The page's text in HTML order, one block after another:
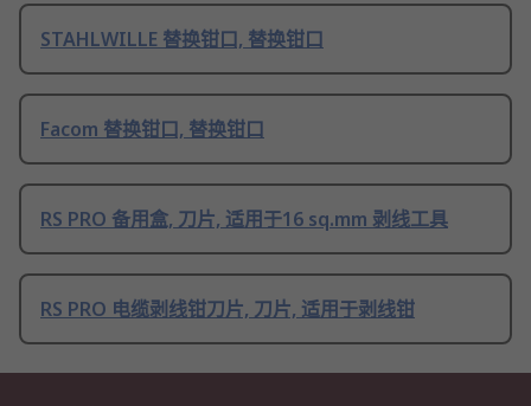
STAHLWILLE 替换钳口, 替换钳口
Facom 替换钳口, 替换钳口
RS PRO 备用盒, 刀片, 适用于16 sq.mm 剥线工具
RS PRO 电缆剥线钳刀片, 刀片, 适用于剥线钳